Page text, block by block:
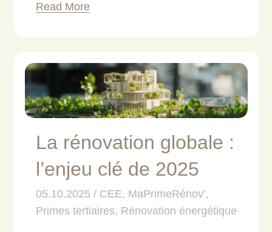
Read More
La rénovation globale :
l’enjeu clé de 2025
05.10.2025 CEE, MaPrimeRénov’,
Primes tertiaires, Rénovation énergétique